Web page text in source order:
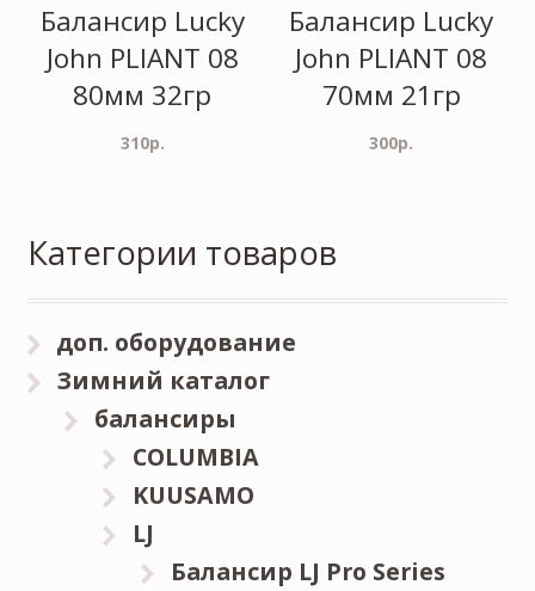
Балансир Lucky
John PLIANT 08
80мм 32гр
310р.
Балансир Lucky
John PLIANT 08
70мм 21гр
300р.
Категории товаров
доп. оборудование
Зимний каталог
балансиры
COLUMBIA
KUUSAMO
LJ
Балансир LJ Pro Series